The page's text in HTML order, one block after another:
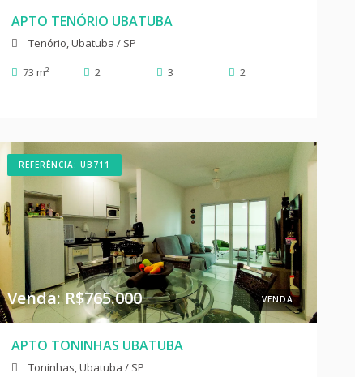
APTO TENÓRIO UBATUBA
Tenório, Ubatuba / SP
73 m²
2 3 2
REFERÊNCIA: UB711
VENDA
Venda: R$765.000
APTO TONINHAS UBATUBA
Toninhas, Ubatuba / SP